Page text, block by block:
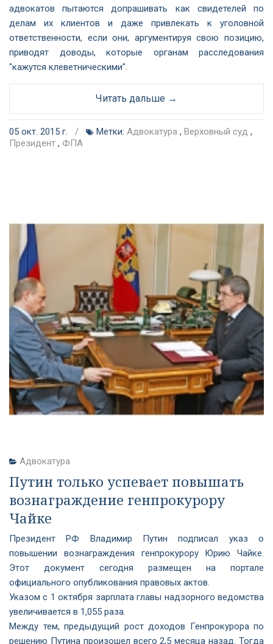
адвокатов пытаются допрашивать как свидетелей по
делам их клиентов и даже привлекать к уголовной
ответственности, если они, аргументируя свою позицию,
приводят доводы, которые органам расследования
"кажутся клеветническими".
Читать дальше →
05 окт. 2015 г. / Метки: Адвокатура , Верховный суд ,
Президент , ФПА
Адвокатура
Путин только успевает повышать
вознаграждение генпрокурору
Чайке
Президент РФ Владимир Путин подписал указ о
повышении вознаграждения генпрокурору Юрию Чайке.
Этот документ сегодня размещен на портале
официального опубликования правовых актов.
Указом с 1 октября зарплата главы надзорного ведомства
увеличивается в 1,055 раза.
Между тем, предыдущий рост доходов Генпрокурора по
решению Путина произошел всего 2,5 месяца назад. Тогда